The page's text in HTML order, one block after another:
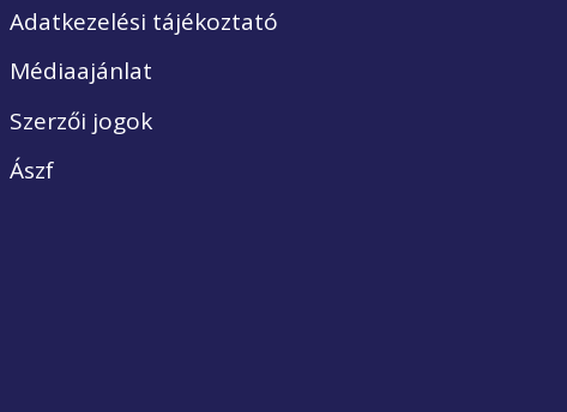
Adatkezelési tájékoztató
Médiaajánlat
Szerzői jogok
Ászf